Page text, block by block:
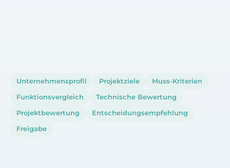
Unternehmensprofil Projektziele Muss-Kriterien
Funktionsvergleich Technische Bewertung
Projektbewertung Entscheidungsempfehlung
Freigabe